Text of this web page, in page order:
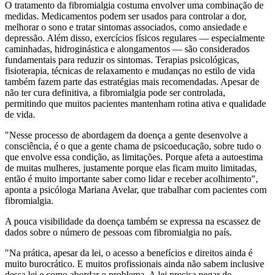
O tratamento da fibromialgia costuma envolver uma combinação de
medidas. Medicamentos podem ser usados para controlar a dor,
melhorar o sono e tratar sintomas associados, como ansiedade e
depressão. Além disso, exercícios físicos regulares — especialmente
caminhadas, hidroginástica e alongamentos — são considerados
fundamentais para reduzir os sintomas. Terapias psicológicas,
fisioterapia, técnicas de relaxamento e mudanças no estilo de vida
também fazem parte das estratégias mais recomendadas. Apesar de
não ter cura definitiva, a fibromialgia pode ser controlada,
permitindo que muitos pacientes mantenham rotina ativa e qualidade
de vida.
"Nesse processo de abordagem da doença a gente desenvolve a
consciência, é o que a gente chama de psicoeducação, sobre tudo o
que envolve essa condição, as limitações. Porque afeta a autoestima
de muitas mulheres, justamente porque elas ficam muito limitadas,
então é muito importante saber como lidar e receber acolhimento",
aponta a psicóloga Mariana Avelar, que trabalhar com pacientes com
fibromialgia.
A pouca visibilidade da doença também se expressa na escassez de
dados sobre o número de pessoas com fibromialgia no país.
"Na prática, apesar da lei, o acesso a benefícios e direitos ainda é
muito burocrático. E muitos profissionais ainda não sabem inclusive